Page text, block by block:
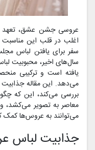
عروسی جشن عشق،
اغلب در قلب این مناسبت
سفر برای یافتن لباس
سال‌های اخیر، محبوبیت
یافته است و ترکیبی
می‌دهد. این مقاله جذابیت
بررسی می‌کند، این که
معاصر به تصویر می‌کشد،
می‌توانند به عروس‌ها کمک
جذابیت لباس